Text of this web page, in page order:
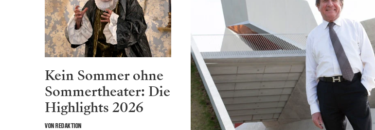
Kein Sommer ohne
Sommertheater: Die
Highlights 2026
VON REDAKTION